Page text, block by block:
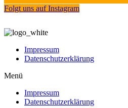
Folgt uns auf Instagram
Impressum
Datenschutzerklärung
Menü
Impressum
Datenschutzerklärung